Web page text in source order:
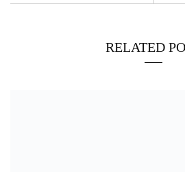
RELATED